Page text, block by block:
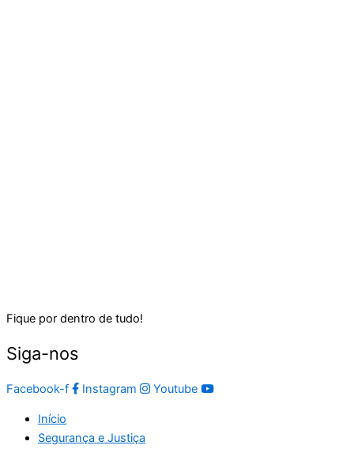
Fique por dentro de tudo!
Siga-nos
Facebook-f Instagram Youtube
Início
Segurança e Justiça